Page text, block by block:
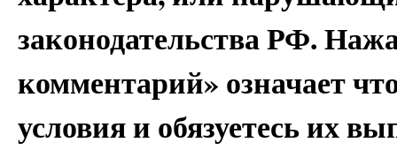
законодательства РФ.
комментарий» означает
условия и обязуетесь их